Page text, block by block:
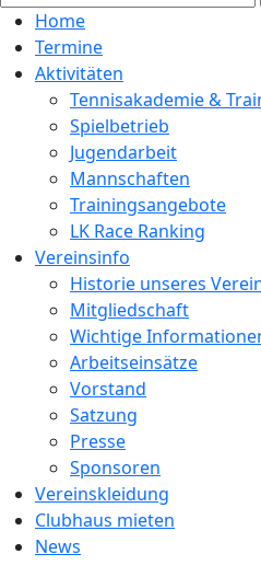
Home
Termine
Aktivitäten
Tennisakademie &
Spielbetrieb
Jugendarbeit
Mannschaften
Trainingsangebote
LK Race Ranking
Vereinsinfo
Historie unseres
Mitgliedschaft
Wichtige
Arbeitseinsätze
Vorstand
Satzung
Presse
Sponsoren
Vereinskleidung
Clubhaus mieten
News